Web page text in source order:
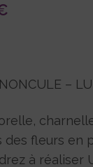
–
des fleurs en
à réaliser